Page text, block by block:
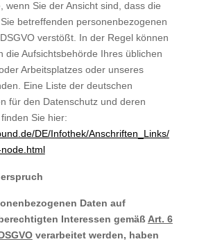
wenn Sie der Ansicht sind, dass die
betreffenden personenbezogenen
verstößt. In der Regel können
die Aufsichtsbehörde Ihres üblichen
Arbeitsplatzes oder unseres
Eine Liste der deutschen
für den Datenschutz und deren
Sie hier:
DE/Infothek/Anschriften_Links/
Daten auf
Interessen gemäß Art. 6
verarbeitet werden, haben